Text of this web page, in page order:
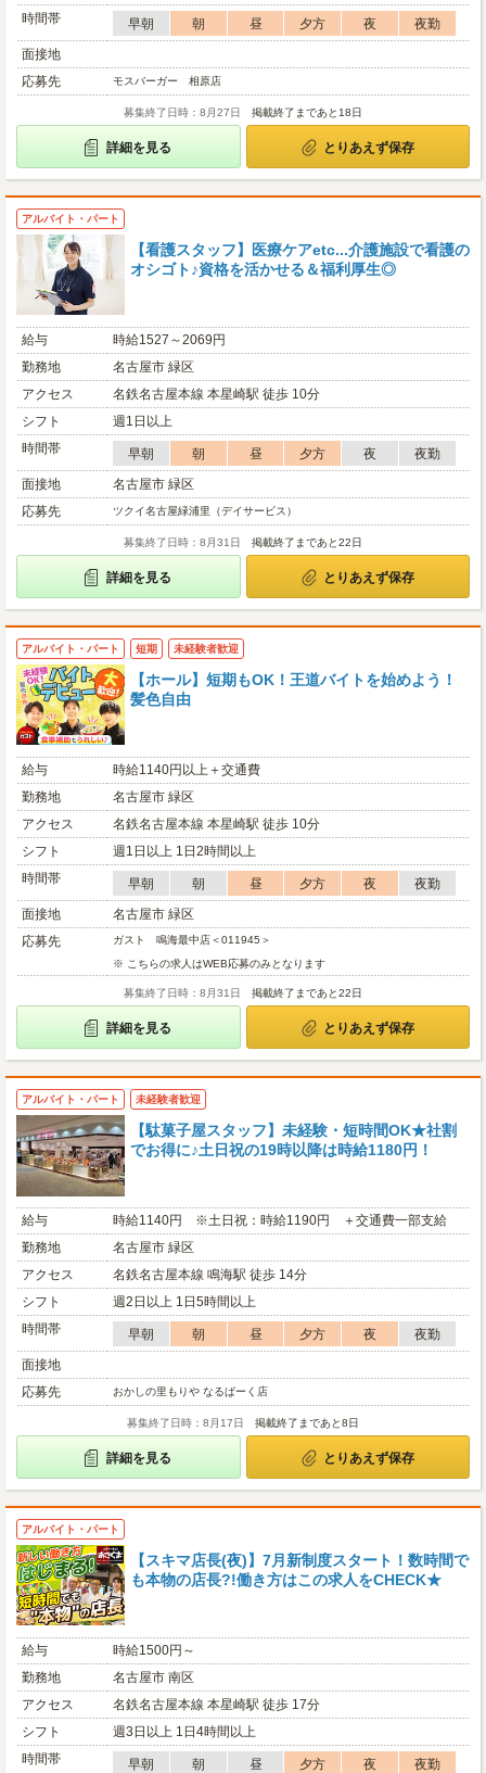
時間帯 早朝 朝 昼 夕方 夜
夜勤
面接地
応募先
モスバーガー 相原店
募集終了日時：8月27日 掲載終了まであと18日
詳細を見る とりあえず保存
アルバイト・パート
【看護スタッフ】医療ケアetc...介護施設で看護の
オシゴト♪資格を活かせる＆福利厚生◎
給与
時給1527～2069円
勤務地
名古屋市 緑区
アクセス
名鉄名古屋本線 本星崎駅 徒歩 10分
シフト
週1日以上
時間帯
早朝 朝 昼 夕方 夜
夜勤
面接地
名古屋市 緑区
応募先
ツクイ名古屋緑浦里（デイサービス）
募集終了日時：8月31日 掲載終了まであと22日
詳細を見る とりあえず保存
アルバイト・パート 短期 未経験者歓迎
【ホール】短期もOK！王道バイトを始めよう！
髪色自由
給与
時給1140円以上＋交通費
勤務地
名古屋市 緑区
アクセス
名鉄名古屋本線 本星崎駅 徒歩 10分
シフト
週1日以上 1日2時間以上
時間帯
早朝 朝 昼 夕方 夜
夜勤
面接地
名古屋市 緑区
応募先
ガスト 鳴海最中店＜011945＞
※ こちらの求人はWEB応募のみとなります
募集終了日時：8月31日 掲載終了まであと22日
詳細を見る とりあえず保存
アルバイト・パート 未経験者歓迎
【駄菓子屋スタッフ】未経験・短時間OK★社割
でお得に♪土日祝の19時以降は時給1180円！
給与
時給1140円 ※土日祝：時給1190円 ＋交通費一部支給
勤務地
名古屋市 緑区
アクセス
名鉄名古屋本線 鳴海駅 徒歩 14分
シフト
週2日以上 1日5時間以上
時間帯
早朝 朝 昼 夕方 夜
夜勤
面接地
応募先
おかしの里もりや なるぱーく店
募集終了日時：8月17日 掲載終了まであと8日
詳細を見る とりあえず保存
アルバイト・パート
【スキマ店長(夜)】7月新制度スタート！数時間で
も本物の店長?!働き方はこの求人をCHECK★
給与
時給1500円～
勤務地
名古屋市 南区
アクセス
名鉄名古屋本線 本星崎駅 徒歩 17分
シフト
週3日以上 1日4時間以上
時間帯
早朝 朝 昼 夕方 夜
夜勤